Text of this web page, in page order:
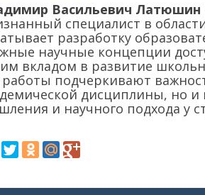
Васильевич Латюшин
специалист в
разработку
научные концепции
вкладом в развитие
работы подчеркивают
дисциплины, но и
и научного подхода у